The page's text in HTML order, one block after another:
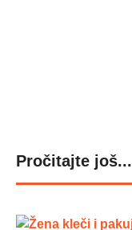
Pročitajte još...